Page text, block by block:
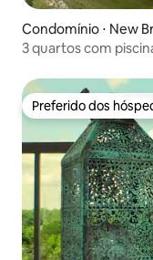
Condomínio ⋅ New
3 quartos com
Preferido dos
Preferido dos